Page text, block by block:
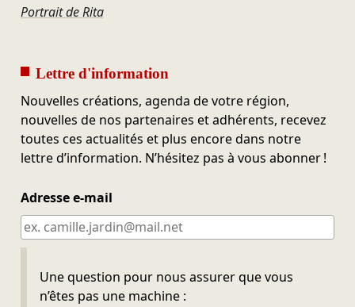
Portrait de Rita
Lettre d'information
Nouvelles créations, agenda de votre région,
nouvelles de nos partenaires et adhérents, recevez
toutes ces actualités et plus encore dans notre
lettre d’information. N’hésitez pas à vous abonner !
Adresse e-mail
Une question pour nous assurer que vous
n’êtes pas une machine :
Ne pas remplir